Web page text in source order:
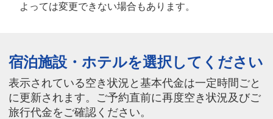
よっては変更できない場合もあります。
宿泊施設・ホテルを選択してください
表示されている空き状況と基本代金は一定時間ごと
に更新されます。ご予約直前に再度空き状況及びご
旅行代金をご確認ください。